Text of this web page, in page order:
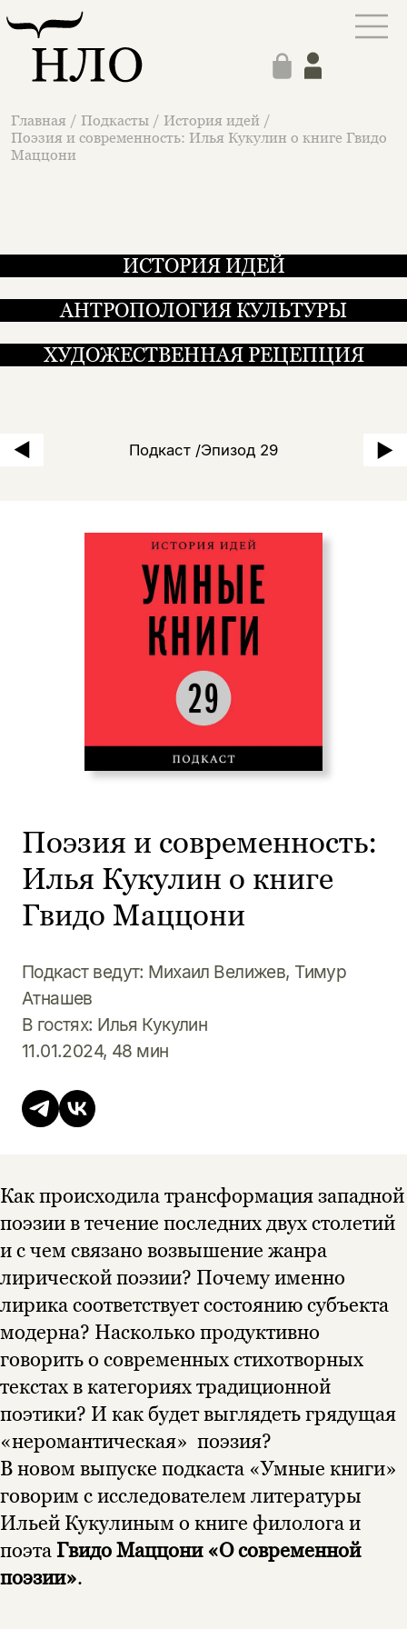
Главная / Подкасты / История идей /
Поэзия и современность: Илья Кукулин о книге Гвидо
Маццони
ИСТОРИЯ ИДЕЙ
АНТРОПОЛОГИЯ КУЛЬТУРЫ
ХУДОЖЕСТВЕННАЯ РЕЦЕПЦИЯ
Подкаст /Эпизод 29
Поэзия и современность:
Илья Кукулин о книге
Гвидо Маццони
Подкаст ведут: Михаил Велижев, Тимур
Атнашев
В гостях: Илья Кукулин
11.01.2024, 48 мин
Как происходила трансформация западной
поэзии в течение последних двух столетий
и с чем связано возвышение жанра
лирической поэзии? Почему именно
лирика соответствует состоянию субъекта
модерна? Насколько продуктивно
говорить о современных стихотворных
текстах в категориях традиционной
поэтики? И как будет выглядеть грядущая
«неромантическая» поэзия?
В новом выпуске подкаста «Умные книги»
говорим с исследователем литературы
Ильей Кукулиным о книге филолога и
поэта Гвидо Маццони «О современной
поэзии».